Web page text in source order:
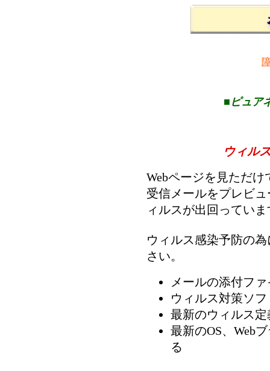
■ピュア
ウィル
Webページを見ただ
受信メールをプレビ
ィルスが出回ってい
ウィルス感染予防の
さい。
メールの添付フ
ウィルス対策ソ
最新のウィルス
最新のOS、Web
る